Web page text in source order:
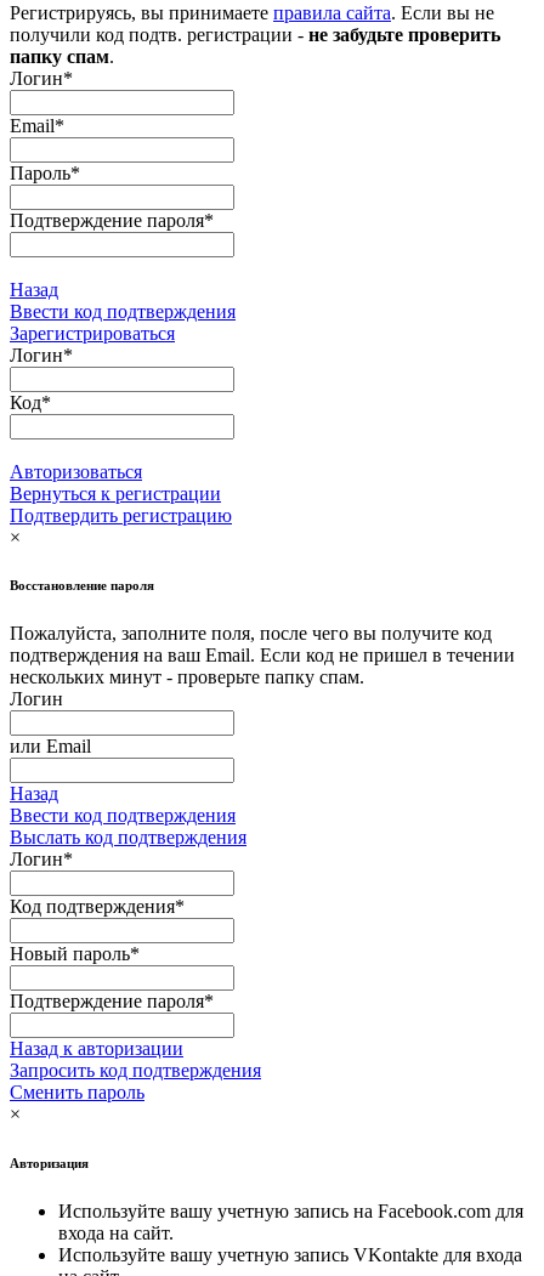
Регистрируясь, вы принимаете правила сайта. Если вы не
получили код подтв. регистрации - не забудьте проверить
папку спам.
Логин*
Email*
Пароль*
Подтверждение пароля*
Назад
Ввести код подтверждения
Зарегистрироваться
Логин*
Код*
Авторизоваться
Вернуться к регистрации
Подтвердить регистрацию
×
Восстановление пароля
Пожалуйста, заполните поля, после чего вы получите код
подтверждения на ваш Email. Если код не пришел в течении
нескольких минут - проверьте папку спам.
Логин
или Email
Назад
Ввести код подтверждения
Выслать код подтверждения
Логин*
Код подтверждения*
Новый пароль*
Подтверждение пароля*
Назад к авторизации
Запросить код подтверждения
Сменить пароль
×
Авторизация
Используйте вашу учетную запись на Facebook.com для
входа на сайт.
Используйте вашу учетную запись VKontakte для входа